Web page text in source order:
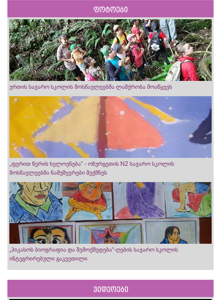
ფოტოები
ურთის საჯარო სკოლის მოსწავლეებმა ლაშქრობა მოაწყვეს
„ფერით წერის ხელოვნება“ - ოზურგეთის N2 საჯარო სკოლის
მოსწავლეებმა ნამუშევრები შექმნეს
„პიკასოს ბიოგრაფია და შემოქმედება“-ღების საჯარო სკოლის
ინტეგრირებული გაკვეთილი
ვიდეოები